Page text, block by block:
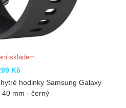
skladem
Kč
hodinky Samsung Galaxy
40 mm - černý